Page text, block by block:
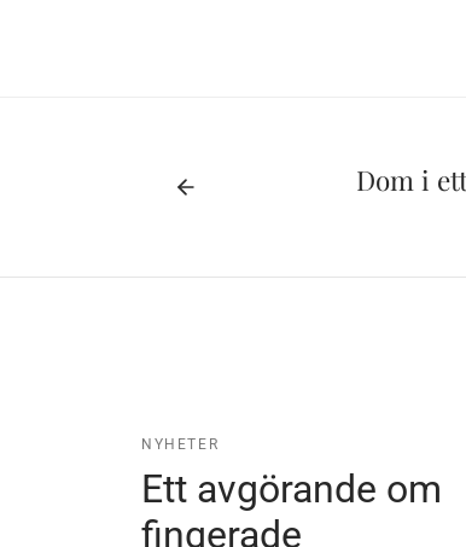
Dom i
NYHETER
Ett avgörande om
fingerade